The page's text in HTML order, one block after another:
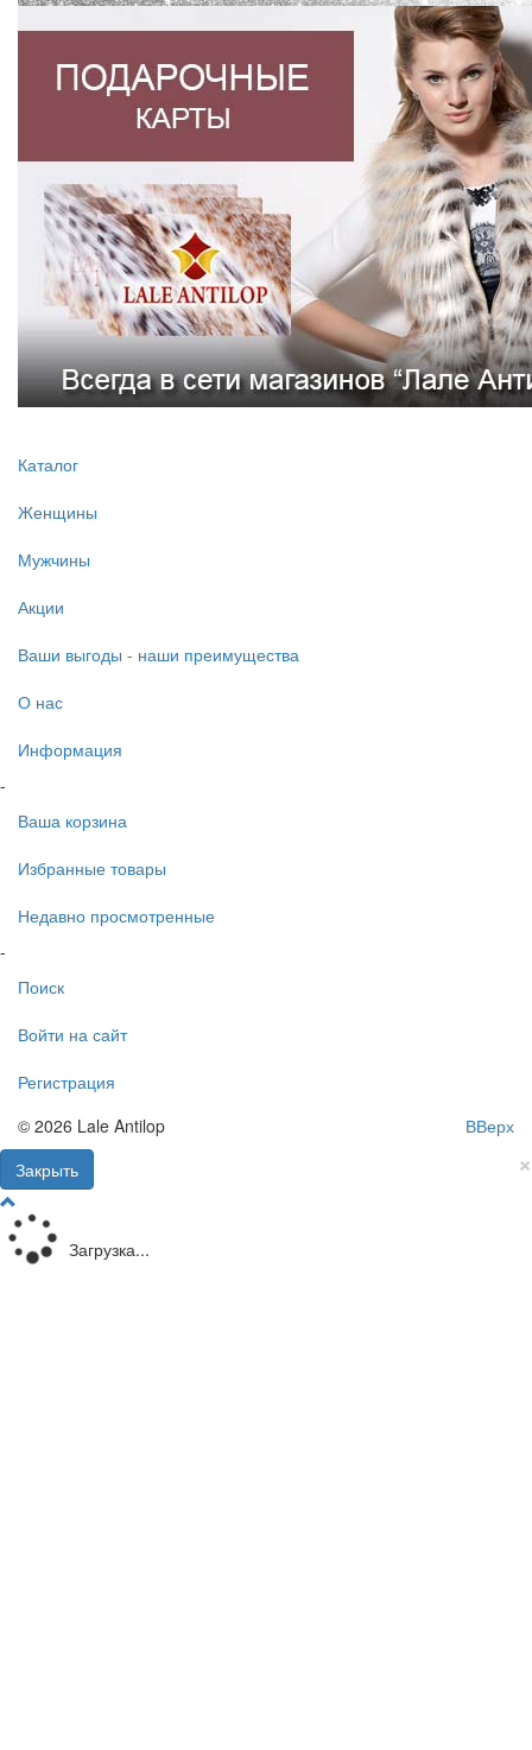
Каталог
Женщины
Мужчины
Акции
Ваши выгоды - наши преимущества
О нас
Информация
-
Ваша корзина
Избранные товары
Недавно просмотренные
-
Поиск
Войти на сайт
Регистрация
ВВерх
© 2026 Lale Antilop
×
Закрыть
Загрузка...